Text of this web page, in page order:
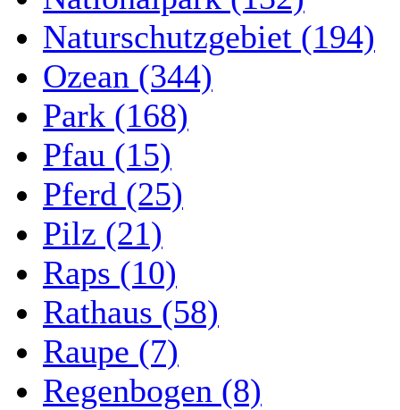
Naturschutzgebiet (194)
Ozean (344)
Park (168)
Pfau (15)
Pferd (25)
Pilz (21)
Raps (10)
Rathaus (58)
Raupe (7)
Regenbogen (8)